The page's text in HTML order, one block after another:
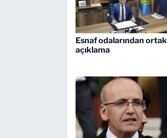
Esnaf odalarından ortak
açıklama